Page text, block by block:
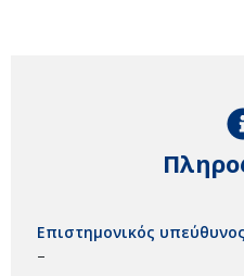
Επιστημονικός υπεύθυνος
–